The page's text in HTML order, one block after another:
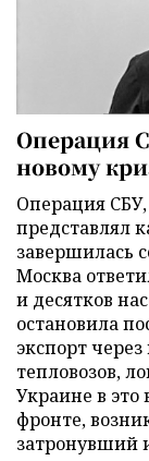
Операция
новому
Операция
представлял
завершилась
Москва
и десятков
остановила
экспорт
тепловозов,
Украине в
фронте,
затронувший